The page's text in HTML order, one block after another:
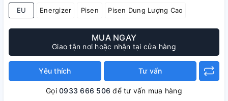
EU Energizer Pisen Pisen Dung Lượng Cao
MUA NGAY
Giao tận nơi hoặc nhận tại cửa hàng
Yêu thích Tư vấn
Gọi0933 666 506 để tư vấn mua hàng